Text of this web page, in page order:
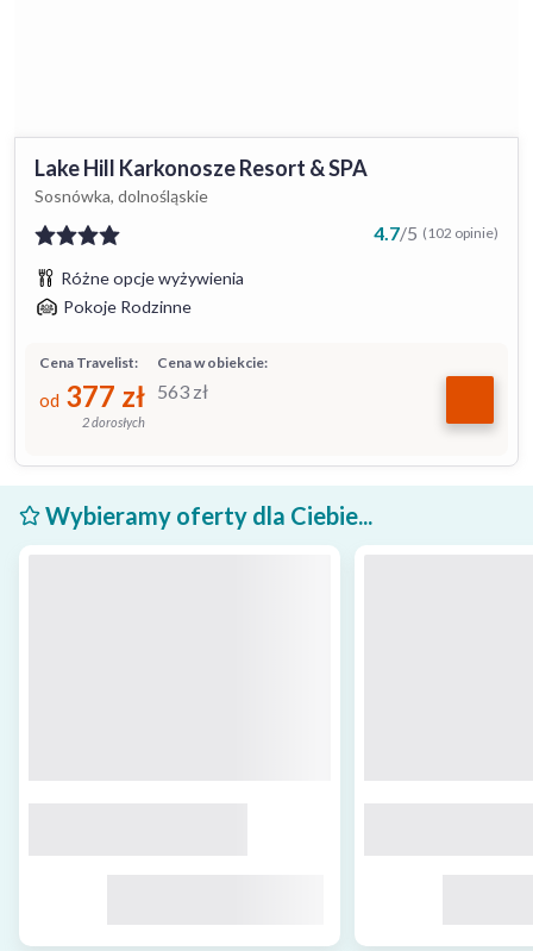
Lake Hill Karkonosze Resort & SPA
Sosnówka, dolnośląskie
4.7/5 (102 opinie)
Różne opcje wyżywienia
Pokoje Rodzinne
Cena w obiekcie:
563 zł
Cena Travelist:
od 377 zł
2 dorosłych
Wybieramy oferty dla Ciebie...